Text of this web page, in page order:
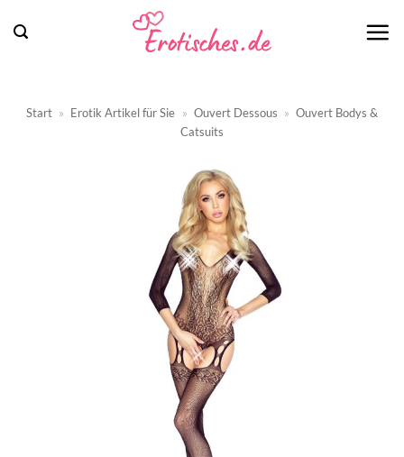
Inhalt
Start » Erotik Artikel für Sie » Ouvert Dessous » Ouvert Bodys &
Catsuits